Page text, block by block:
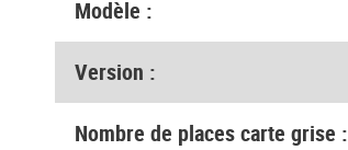
Modèle :
Version :
Nombre de places carte grise :